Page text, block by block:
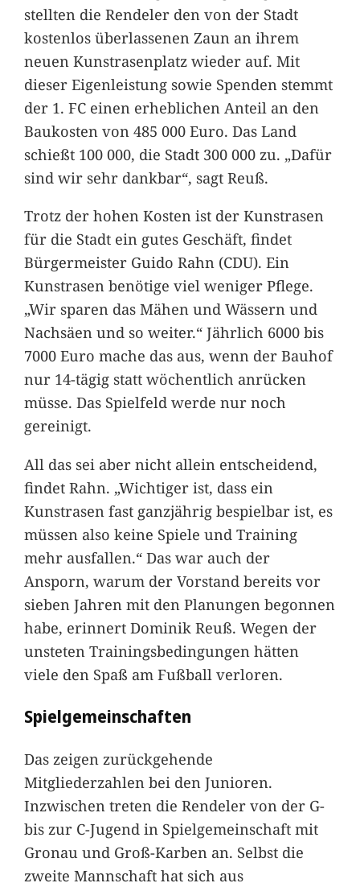
stellten die Rendeler den von der Stadt
kostenlos überlassenen Zaun an ihrem
neuen Kunstrasenplatz wieder auf. Mit
dieser Eigenleistung sowie Spenden stemmt
der 1. FC einen erheblichen Anteil an den
Baukosten von 485 000 Euro. Das Land
schießt 100 000, die Stadt 300 000 zu. „Dafür
sind wir sehr dankbar“, sagt Reuß.
Trotz der hohen Kosten ist der Kunstrasen
für die Stadt ein gutes Geschäft, findet
Bürgermeister Guido Rahn (CDU). Ein
Kunstrasen benötige viel weniger Pflege.
„Wir sparen das Mähen und Wässern und
Nachsäen und so weiter.“ Jährlich 6000 bis
7000 Euro mache das aus, wenn der Bauhof
nur 14-tägig statt wöchentlich anrücken
müsse. Das Spielfeld werde nur noch
gereinigt.
All das sei aber nicht allein entscheidend,
findet Rahn. „Wichtiger ist, dass ein
Kunstrasen fast ganzjährig bespielbar ist, es
müssen also keine Spiele und Training
mehr ausfallen.“ Das war auch der
Ansporn, warum der Vorstand bereits vor
sieben Jahren mit den Planungen begonnen
habe, erinnert Dominik Reuß. Wegen der
unsteten Trainingsbedingungen hätten
viele den Spaß am Fußball verloren.
Spielgemeinschaften
Das zeigen zurückgehende
Mitgliederzahlen bei den Junioren.
Inzwischen treten die Rendeler von der G-
bis zur C-Jugend in Spielgemeinschaft mit
Gronau und Groß-Karben an. Selbst die
zweite Mannschaft hat sich aus